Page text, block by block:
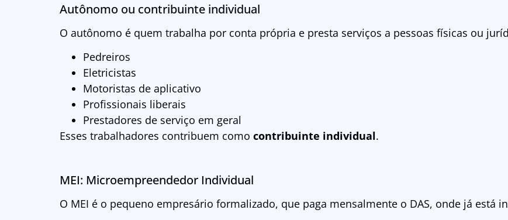
Autônomo ou contribuinte individual
O autônomo é quem trabalha por conta própria e presta serviços a pessoas físicas ou
Pedreiros
Eletricistas
Motoristas de aplicativo
Profissionais liberais
Prestadores de serviço em geral
Esses trabalhadores contribuem como contribuinte individual.
MEI: Microempreendedor Individual
O MEI é o pequeno empresário formalizado, que paga mensalmente o DAS, onde já está